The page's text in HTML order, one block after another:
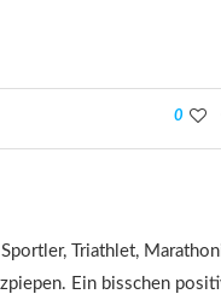
0
Sportler, Triathlet,
Ein bisschen